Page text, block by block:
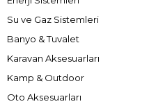
Su ve Gaz Sistemleri
Banyo & Tuvalet
Karavan Aksesuarları
Kamp & Outdoor
Oto Aksesuarları